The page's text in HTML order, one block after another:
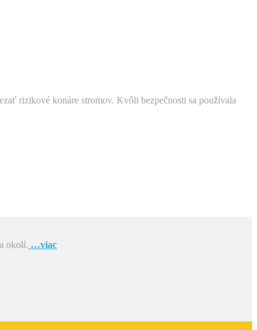
rizikové konáre stromov. Kvôli bezpečnosti sa používala
okolí. …viac